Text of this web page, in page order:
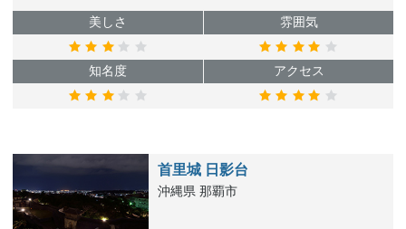
美しさ 雰囲気
知名度 アクセス
首里城 日影台
沖縄県 那覇市